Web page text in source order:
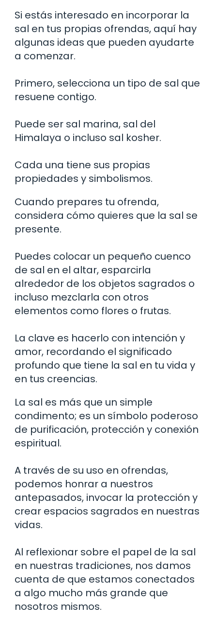
Si estás interesado en incorporar la
sal en tus propias ofrendas, aquí hay
algunas ideas que pueden ayudarte
a comenzar.
Primero, selecciona un tipo de sal que
resuene contigo.
Puede ser sal marina, sal del
Himalaya o incluso sal kosher.
Cada una tiene sus propias
propiedades y simbolismos.
Cuando prepares tu ofrenda,
considera cómo quieres que la sal se
presente.
Puedes colocar un pequeño cuenco
de sal en el altar, esparcirla
alrededor de los objetos sagrados o
incluso mezclarla con otros
elementos como flores o frutas.
La clave es hacerlo con intención y
amor, recordando el significado
profundo que tiene la sal en tu vida y
en tus creencias.
La sal es más que un simple
condimento; es un símbolo poderoso
de purificación, protección y conexión
espiritual.
A través de su uso en ofrendas,
podemos honrar a nuestros
antepasados, invocar la protección y
crear espacios sagrados en nuestras
vidas.
Al reflexionar sobre el papel de la sal
en nuestras tradiciones, nos damos
cuenta de que estamos conectados
a algo mucho más grande que
nosotros mismos.